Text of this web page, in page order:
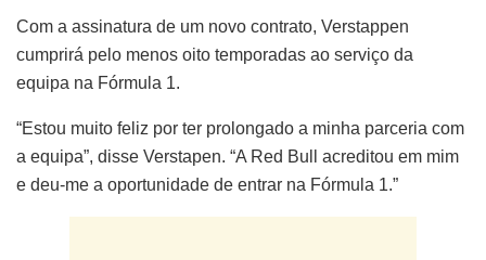
Com a assinatura de um novo contrato, Verstappen
cumprirá pelo menos oito temporadas ao serviço da
equipa na Fórmula 1.
“Estou muito feliz por ter prolongado a minha parceria com
a equipa”, disse Verstapen. “A Red Bull acreditou em mim
e deu-me a oportunidade de entrar na Fórmula 1.”